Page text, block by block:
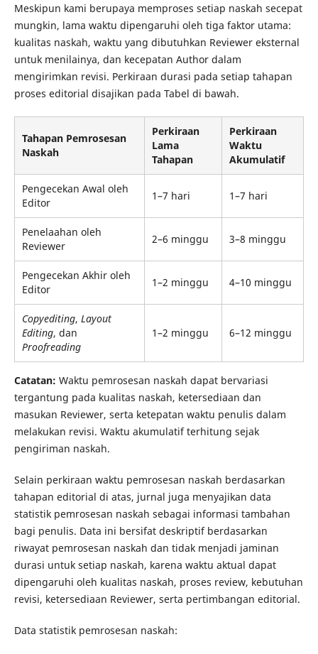
Meskipun kami berupaya memproses setiap naskah secepat
mungkin, lama waktu dipengaruhi oleh tiga faktor utama:
kualitas naskah, waktu yang dibutuhkan Reviewer eksternal
untuk menilainya, dan kecepatan Author dalam
mengirimkan revisi. Perkiraan durasi pada setiap tahapan
proses editorial disajikan pada Tabel di bawah.
Tahapan Pemrosesan
Naskah
Perkiraan
Lama
Tahapan
Perkiraan
Waktu
Akumulatif
Pengecekan Awal oleh
Editor
1–7 hari 1–7 hari
Penelaahan oleh
Reviewer
2–6 minggu 3–8 minggu
Pengecekan Akhir oleh
Editor
1–2 minggu 4–10 minggu
Copyediting, Layout
Editing, dan
Proofreading
1–2 minggu 6–12 minggu
Catatan: Waktu pemrosesan naskah dapat bervariasi
tergantung pada kualitas naskah, ketersediaan dan
masukan Reviewer, serta ketepatan waktu penulis dalam
melakukan revisi. Waktu akumulatif terhitung sejak
pengiriman naskah.
Selain perkiraan waktu pemrosesan naskah berdasarkan
tahapan editorial di atas, jurnal juga menyajikan data
statistik pemrosesan naskah sebagai informasi tambahan
bagi penulis. Data ini bersifat deskriptif berdasarkan
riwayat pemrosesan naskah dan tidak menjadi jaminan
durasi untuk setiap naskah, karena waktu aktual dapat
dipengaruhi oleh kualitas naskah, proses review, kebutuhan
revisi, ketersediaan Reviewer, serta pertimbangan editorial.
Data statistik pemrosesan naskah: